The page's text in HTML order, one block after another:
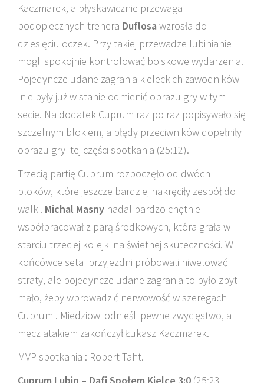
Kaczmarek, a błyskawicznie przewaga
podopiecznych trenera Duflosa wzrosła do
dziesięciu oczek. Przy takiej przewadze lubinianie
mogli spokojnie kontrolować boiskowe wydarzenia.
Pojedyncze udane zagrania kieleckich zawodników
nie były już w stanie odmienić obrazu gry w tym
secie. Na dodatek Cuprum raz po raz popisywało się
szczelnym blokiem, a błędy przeciwników dopełniły
obrazu gry tej części spotkania (25:12).
Trzecią partię Cuprum rozpoczęło od dwóch
bloków, które jeszcze bardziej nakręciły zespół do
walki. Michal Masny nadal bardzo chętnie
współpracował z parą środkowych, która grała w
starciu trzeciej kolejki na świetnej skuteczności. W
końcówce seta przyjezdni próbowali niwelować
straty, ale pojedyncze udane zagrania to było zbyt
mało, żeby wprowadzić nerwowość w szeregach
Cuprum . Miedziowi odnieśli pewne zwycięstwo, a
mecz atakiem zakończył Łukasz Kaczmarek.
MVP spotkania : Robert Taht.
Cuprum Lubin – Dafi Społem Kielce 3:0 (25:23,